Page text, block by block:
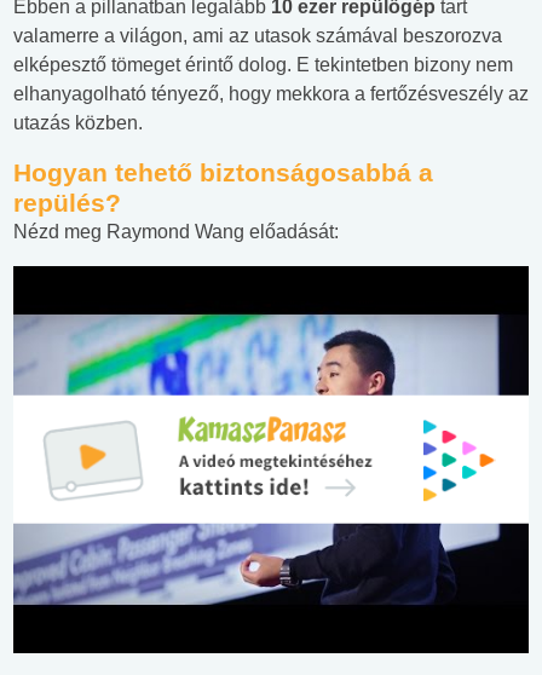
Ebben a pillanatban legalább 10 ezer repülőgép tart
valamerre a világon, ami az utasok számával beszorozva
elképesztő tömeget érintő dolog. E tekintetben bizony nem
elhanyagolható tényező, hogy mekkora a fertőzésveszély az
utazás közben.
Hogyan tehető biztonságosabbá a
repülés?
Nézd meg Raymond Wang előadását: